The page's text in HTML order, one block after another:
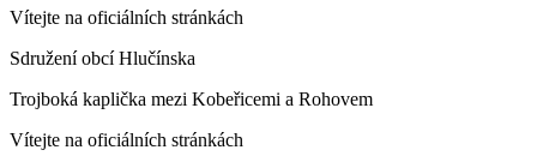
Vítejte na oficiálních stránkách
Sdružení obcí Hlučínska
Trojboká kaplička mezi Kobeřicemi a Rohovem
Vítejte na oficiálních stránkách